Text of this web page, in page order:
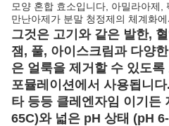
모양 혼합 효소입니다, 아밀라아제,
만난아제가 분말 청정제의 체계화
그것은 고기와 같은 발한,
잼, 풀, 아이스크림과 다양
은 얼룩을 제거할 수 있도록
포뮬레이션에서 사용됩니
타 등등 클레엔자임 이기든
65C)와 넓은 pH 상태 (pH